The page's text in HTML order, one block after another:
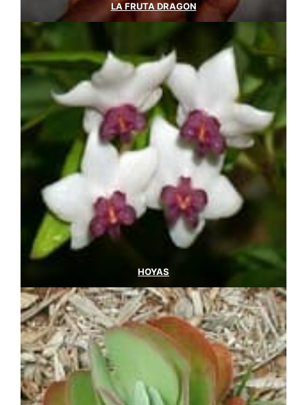
LA FRUTA DRAGON
HOYAS